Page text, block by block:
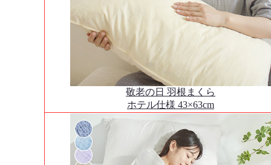
敬老の日 羽根まくら
ホテル仕様 43×63cm